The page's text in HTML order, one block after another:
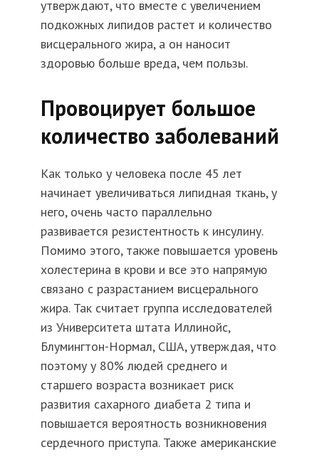
утверждают, что вместе с увеличением
подкожных липидов растет и количество
висцерального жира, а он наносит
здоровью больше вреда, чем пользы.
Провоцирует большое
количество заболеваний
Как только у человека после 45 лет
начинает увеличиваться липидная ткань, у
него, очень часто параллельно
развивается резистентность к инсулину.
Помимо этого, также повышается уровень
холестерина в крови и все это напрямую
связано с разрастанием висцерального
жира. Так считает группа исследователей
из Университета штата Иллинойс,
Блумингтон-Нормал, США, утверждая, что
поэтому у 80% людей среднего и
старшего возраста возникает риск
развития сахарного диабета 2 типа и
повышается вероятность возникновения
сердечного приступа. Также американские